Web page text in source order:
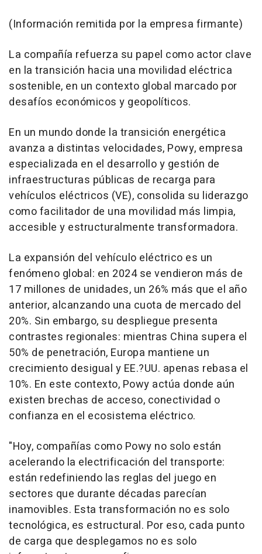
(Información remitida por la empresa firmante)
La compañía refuerza su papel como actor clave
en la transición hacia una movilidad eléctrica
sostenible, en un contexto global marcado por
desafíos económicos y geopolíticos.
En un mundo donde la transición energética
avanza a distintas velocidades, Powy, empresa
especializada en el desarrollo y gestión de
infraestructuras públicas de recarga para
vehículos eléctricos (VE), consolida su liderazgo
como facilitador de una movilidad más limpia,
accesible y estructuralmente transformadora.
La expansión del vehículo eléctrico es un
fenómeno global: en 2024 se vendieron más de
17 millones de unidades, un 26% más que el año
anterior, alcanzando una cuota de mercado del
20%. Sin embargo, su despliegue presenta
contrastes regionales: mientras China supera el
50% de penetración, Europa mantiene un
crecimiento desigual y EE.?UU. apenas rebasa el
10%. En este contexto, Powy actúa donde aún
existen brechas de acceso, conectividad o
confianza en el ecosistema eléctrico.
"Hoy, compañías como Powy no solo están
acelerando la electrificación del transporte:
están redefiniendo las reglas del juego en
sectores que durante décadas parecían
inamovibles. Esta transformación no es solo
tecnológica, es estructural. Por eso, cada punto
de carga que desplegamos no es solo